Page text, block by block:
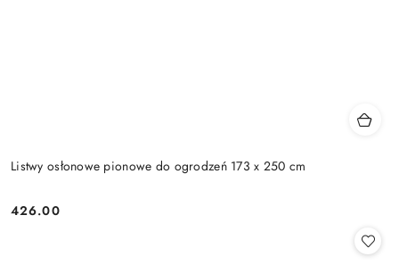
Listwy osłonowe pionowe do ogrodzeń 173 x 250 cm
Cena:
426.00